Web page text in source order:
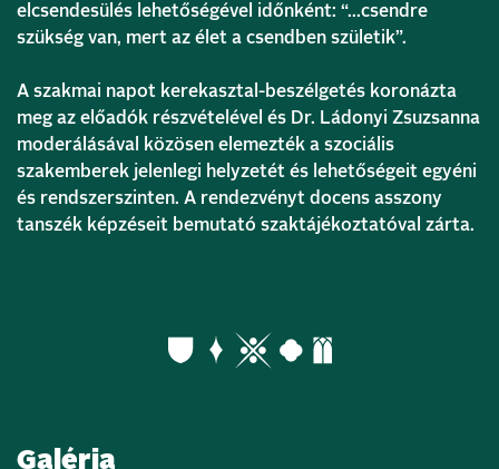
elcsendesülés lehetőségével időnként: “…csendre
szükség van, mert az élet a csendben születik”.
A szakmai napot kerekasztal-beszélgetés koronázta
meg az előadók részvételével és Dr. Ládonyi Zsuzsanna
moderálásával közösen elemezték a szociális
szakemberek jelenlegi helyzetét és lehetőségeit egyéni
és rendszerszinten. A rendezvényt docens asszony
tanszék képzéseit bemutató szaktájékoztatóval zárta.
Galéria